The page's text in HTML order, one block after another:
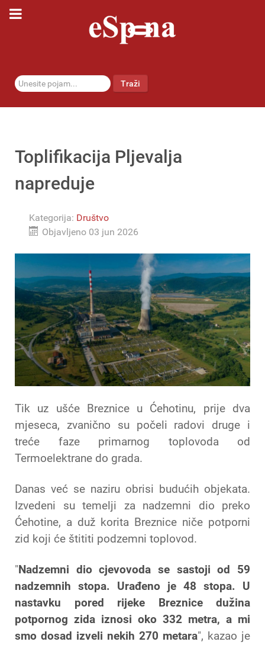
traži... Traži
Toplifikacija Pljevalja
napreduje
Kategorija: Društvo
Objavljeno 03 jun 2026
Tik uz ušće Breznice u Ćehotinu, prije dva
mjeseca, zvanično su počeli radovi druge i
treće faze primarnog toplovoda od
Termoelektrane do grada.
Danas već se naziru obrisi budućih objekata.
Izvedeni su temelji za nadzemni dio preko
Ćehotine, a duž korita Breznice niče potporni
zid koji će štititi podzemni toplovod.
"Nadzemni dio cjevovoda se sastoji od 59
nadzemnih stopa. Urađeno je 48 stopa. U
nastavku pored rijeke Breznice dužina
potpornog zida iznosi oko 332 metra, a mi
smo dosad izveli nekih 270 metara", kazao je